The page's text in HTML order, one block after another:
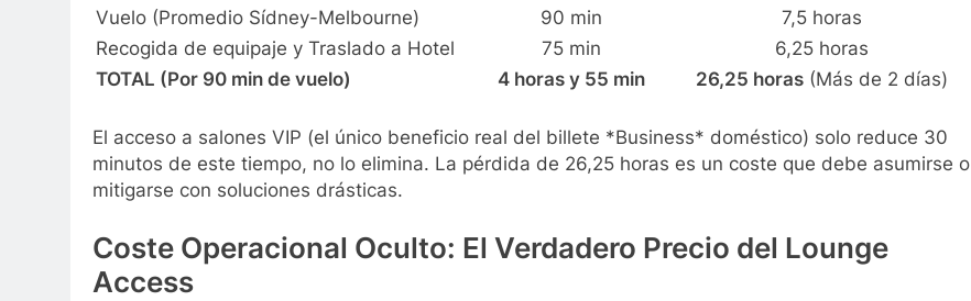
Vuelo (Promedio Sídney-Melbourne)
90 min
7,5 horas
Recogida de equipaje y Traslado a Hotel
75 min
6,25 horas
TOTAL (Por 90 min de vuelo)
4 horas y 55 min 26,25 horas (Más de 2 días)
El acceso a salones VIP (el único beneficio real del billete *Business* doméstico) solo reduce 30
minutos de este tiempo, no lo elimina. La pérdida de 26,25 horas es un coste que debe asumirse o
mitigarse con soluciones drásticas.
Coste Operacional Oculto: El Verdadero Precio del Lounge
Access